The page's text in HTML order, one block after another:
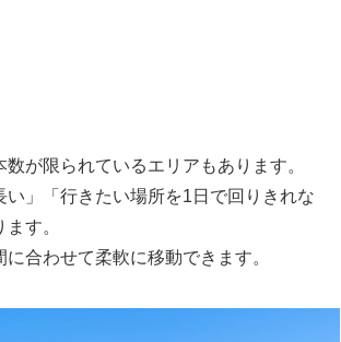
が限られているエリアもあります。
」「行きたい場所を1日で回りきれな
す。
合わせて柔軟に移動できます。